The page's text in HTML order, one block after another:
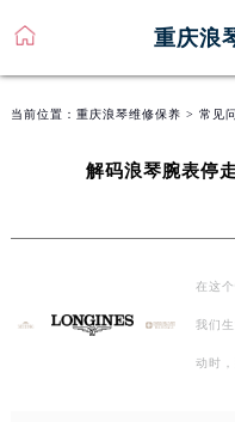
重庆浪
当前位置： 重庆浪琴维修保养 > 常见
解码浪琴腕表停
在这
我们
动时